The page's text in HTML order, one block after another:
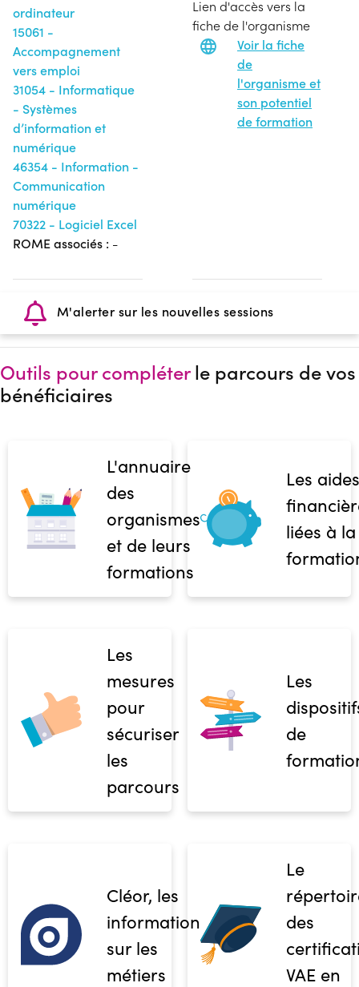
ordinateur
15061 -
Accompagnement
vers emploi
31054 - Informatique
- Systèmes
d’information et
numérique
46354 - Information -
Communication
numérique
70322 - Logiciel Excel
ROME associés : -
Lien d'accès vers la
fiche de l'organisme
Voir la fiche
de
l'organisme et
son potentiel
de formation
M'alerter sur les nouvelles sessions
Outils pour compléterle parcours de vos
bénéficiaires
L'annuaire
des
organismes
et de leurs
formations
Les aides
liées à la
Les
mesures
pour
sécuriser
les
parcours
Les
de
Cléor, les
informations
sur les
métiers
Le
des
VAE en